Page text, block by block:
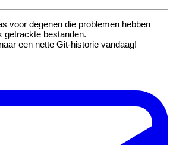
voor degenen die problemen hebben
getrackte bestanden.
een nette Git-historie vandaag!